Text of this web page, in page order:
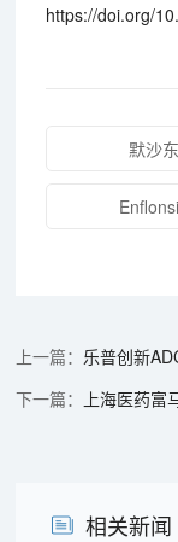
https://doi.org/
默沙东
乐普创新
上海医药富
相关新闻